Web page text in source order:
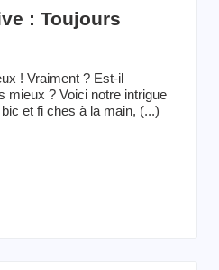
: Toujours
! Vraiment ? Est-il
mieux ? Voici notre intrigue
et fi ches à la main, (...)